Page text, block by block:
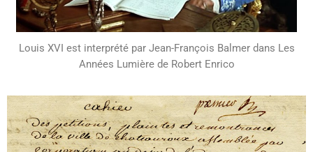
Louis XVI est interprété par Jean-François Balmer dans Les
Années Lumière de Robert Enrico